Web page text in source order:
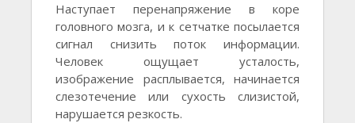
Наступает перенапряжение в коре
головного мозга, и к сетчатке посылается
сигнал снизить поток информации.
Человек ощущает усталость,
изображение расплывается, начинается
слезотечение или сухость слизистой,
нарушается резкость.